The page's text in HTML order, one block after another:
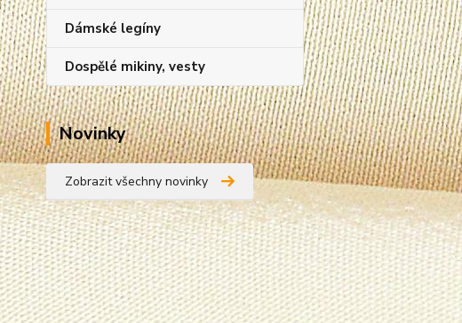
Dámské legíny
Dospělé mikiny, vesty
Novinky
Zobrazit všechny novinky